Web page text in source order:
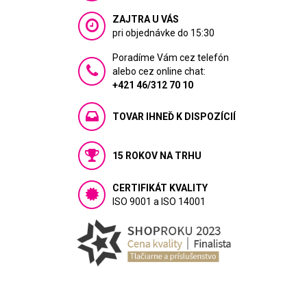
ZAJTRA U VÁS
pri objednávke do 15:30
Poradíme Vám cez telefón
alebo cez online chat:
+421 46/312 70 10
TOVAR IHNEĎ K DISPOZÍCIÍ
15 ROKOV NA TRHU
CERTIFIKÁT KVALITY
ISO 9001 a ISO 14001